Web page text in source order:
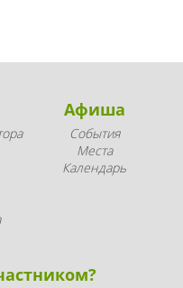
Афиша
События
Места
Календарь